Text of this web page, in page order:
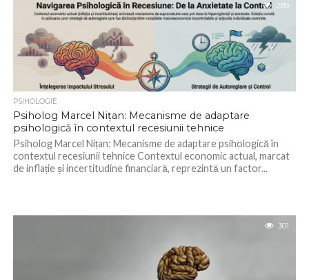
289
PSIHOLOGIE
Psiholog Marcel Nițan: Mecanisme de adaptare
psihologică în contextul recesiunii tehnice
Psiholog Marcel Nițan: Mecanisme de adaptare psihologică în
contextul recesiunii tehnice Contextul economic actual, marcat
de inflație și incertitudine financiară, reprezintă un factor...
301